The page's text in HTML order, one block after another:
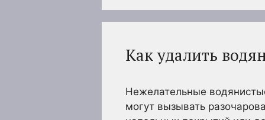
Как удалить
Нежелательные
могут вызывать